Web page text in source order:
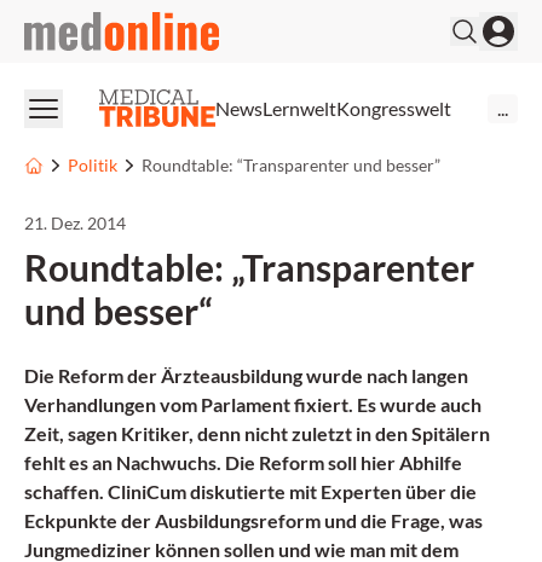
medonline
NewsLernweltKongresswelt
Politik Roundtable: “Transparenter und besser”
21. Dez. 2014
Roundtable: „Transparenter
und besser“
Die Reform der Ärzteausbildung wurde nach langen
Verhandlungen vom Parlament fixiert. Es wurde auch
Zeit, sagen Kritiker, denn nicht zuletzt in den Spitälern
fehlt es an Nachwuchs. Die Reform soll hier Abhilfe
schaffen. CliniCum diskutierte mit Experten über die
Eckpunkte der Ausbildungsreform und die Frage, was
Jungmediziner können sollen und wie man mit dem